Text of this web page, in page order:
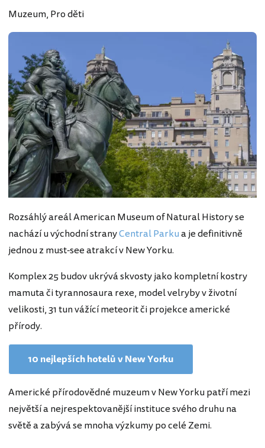
Muzeum, Pro děti
Rozsáhlý areál American Museum of Natural History se
nachází u východní stranyCentral Parkua je definitivně
jednou z must-see atrakcí v New Yorku.
Komplex 25 budov ukrývá skvosty jako kompletní kostry
mamuta či tyrannosaura rexe, model velryby v životní
velikosti, 31 tun vážící meteorit či projekce americké
přírody.
10 nejlepších hotelů v New Yorku
Americké přírodovědné muzeum v New Yorku patří mezi
největší a nejrespektovanější instituce svého druhu na
světě a zabývá se mnoha výzkumy po celé Zemi.